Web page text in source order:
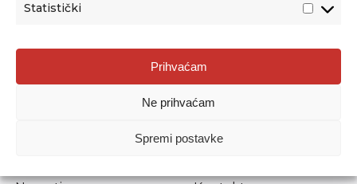
Statistički
Prihvaćam
Ne prihvaćam
Spremi postavke
Agencija za odgoj i obrazovanje
Donje Svetice 38, 10000 Zagreb
1778129
Prenošenje sadržaja dopušteno je uz navođenje izvora.